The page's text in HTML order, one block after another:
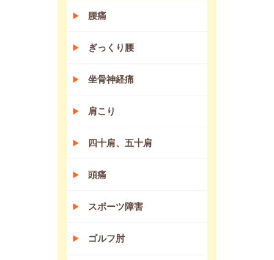
腰痛
ぎっくり腰
坐骨神経痛
肩こり
四十肩、五十肩
頭痛
スポーツ障害
ゴルフ肘